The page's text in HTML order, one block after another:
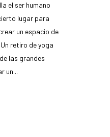
el ser humano
lugar para
un espacio de
retiro de yoga
las grandes
un...